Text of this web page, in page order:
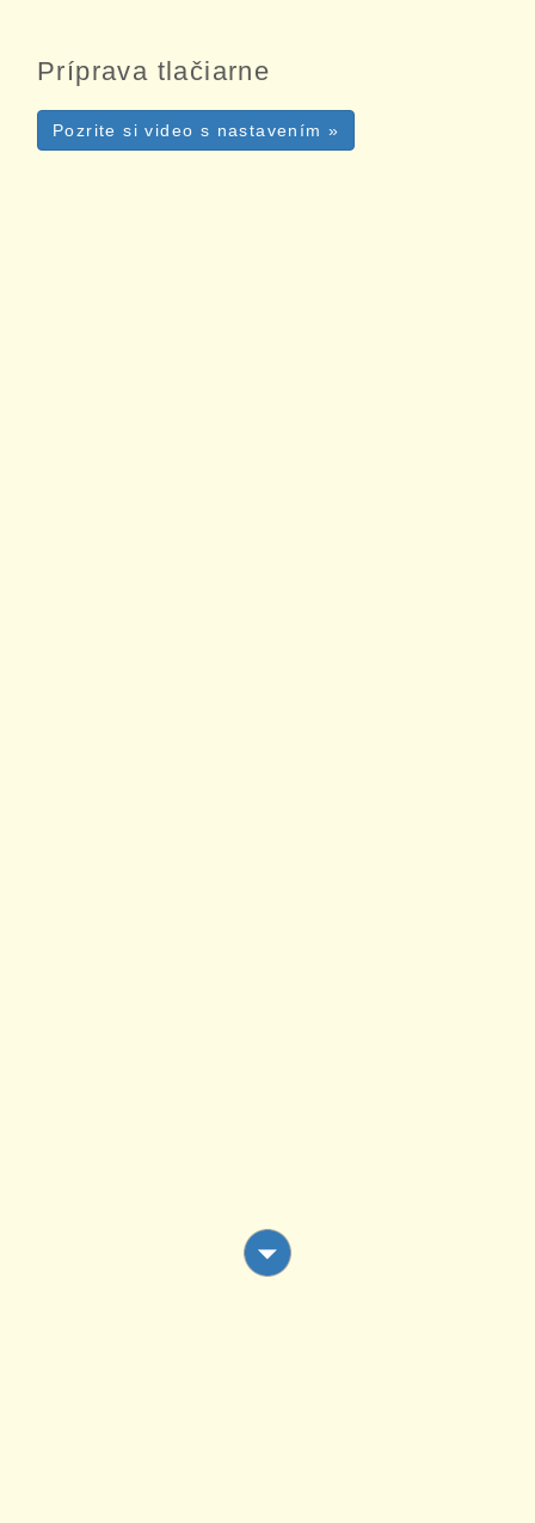
Príprava tlačiarne
Pozrite si video s nastavením »